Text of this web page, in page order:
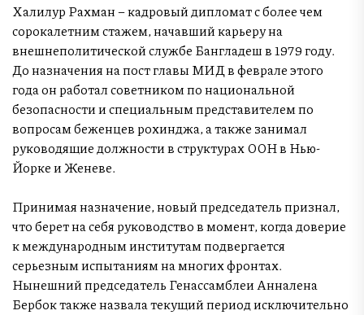
Халилур Рахман – кадровый дипломат с более чем
сорокалетним стажем, начавший карьеру на
внешнеполитической службе Бангладеш в 1979 году.
До назначения на пост главы МИД в феврале этого
года он работал советником по национальной
безопасности и специальным представителем по
вопросам беженцев рохинджа, а также занимал
руководящие должности в структурах ООН в Нью-
Йорке и Женеве.
Принимая назначение, новый председатель признал,
что берет на себя руководство в момент, когда доверие
к международным институтам подвергается
серьезным испытаниям на многих фронтах.
Нынешний председатель Генассамблеи Анналена
Бербок также назвала текущий период исключительно